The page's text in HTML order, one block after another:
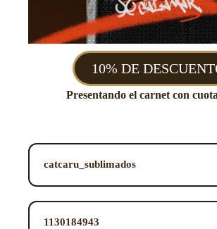
10% DE
Presentando el carnet con
catcaru_sublimados
1130184943